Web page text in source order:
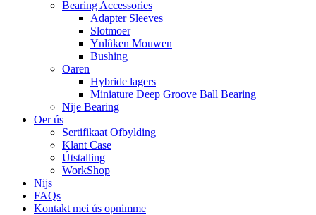
Bearing Accessories
Adapter Sleeves
Slotmoer
Ynlûken Mouwen
Bushing
Oaren
Hybride lagers
Miniature Deep Groove Ball Bearing
Nije Bearing
Oer ús
Sertifikaat Ofbylding
Klant Case
Útstalling
WorkShop
Nijs
FAQs
Kontakt mei ús opnimme